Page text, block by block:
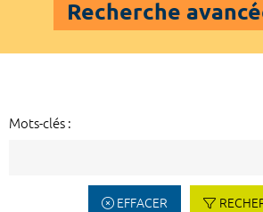
Recherche
Mots-clés :
EFFACER